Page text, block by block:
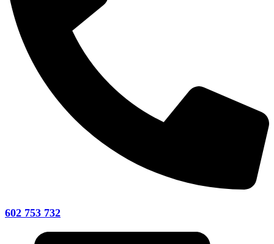
602 753 732